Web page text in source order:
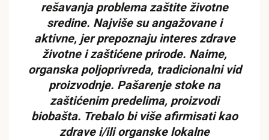
rešavanja problema zaštite životne
sredine. Najviše su angažovane i
aktivne, jer prepoznaju interes zdrave
životne i zaštićene prirode. Naime,
organska poljoprivreda, tradicionalni vid
proizvodnje. Pašarenje stoke na
zaštićenim predelima, proizvodi
biobašta. Trebalo bi više afirmisati kao
zdrave i/ili organske lokalne